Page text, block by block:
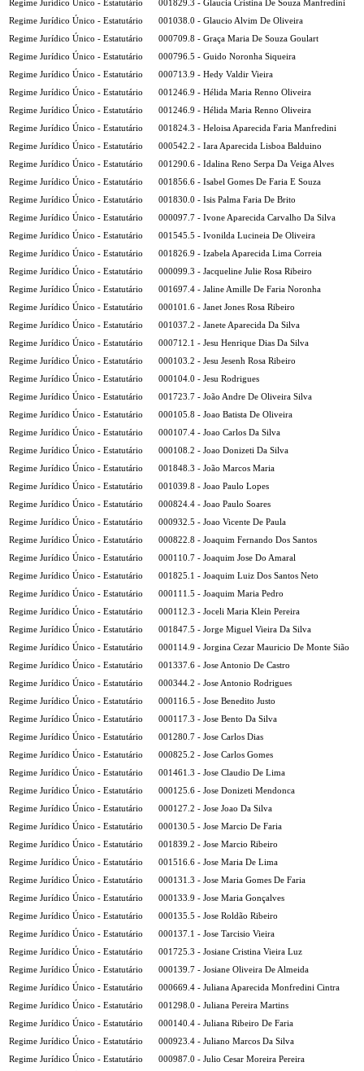
Regime Jurídico Único - Estatutário
001829.3 - Glaucia Cristina De Souza Manfredini
Regime Jurídico Único - Estatutário
001038.0 - Glaucio Alvim De Oliveira
Regime Jurídico Único - Estatutário
000709.8 - Graça Maria De Souza Goulart
Regime Jurídico Único - Estatutário
000796.5 - Guido Noronha Siqueira
Regime Jurídico Único - Estatutário
000713.9 - Hedy Valdir Vieira
Regime Jurídico Único - Estatutário
001246.9 - Hélida Maria Renno Oliveira
Regime Jurídico Único - Estatutário
001246.9 - Hélida Maria Renno Oliveira
Regime Jurídico Único - Estatutário
001824.3 - Heloisa Aparecida Faria Manfredini
Regime Jurídico Único - Estatutário
000542.2 - Iara Aparecida Lisboa Balduino
Regime Jurídico Único - Estatutário
001290.6 - Idalina Reno Serpa Da Veiga Alves
Regime Jurídico Único - Estatutário
001856.6 - Isabel Gomes De Faria E Souza
Regime Jurídico Único - Estatutário
001830.0 - Isis Palma Faria De Brito
Regime Jurídico Único - Estatutário
000097.7 - Ivone Aparecida Carvalho Da Silva
Regime Jurídico Único - Estatutário
001545.5 - Ivonilda Lucineia De Oliveira
Regime Jurídico Único - Estatutário
001826.9 - Izabela Aparecida Lima Correia
Regime Jurídico Único - Estatutário
000099.3 - Jacqueline Julie Rosa Ribeiro
Regime Jurídico Único - Estatutário
001697.4 - Jaline Amille De Faria Noronha
Regime Jurídico Único - Estatutário
000101.6 - Janet Jones Rosa Ribeiro
Regime Jurídico Único - Estatutário
001037.2 - Janete Aparecida Da Silva
Regime Jurídico Único - Estatutário
000712.1 - Jesu Henrique Dias Da Silva
Regime Jurídico Único - Estatutário
000103.2 - Jesu Jesenh Rosa Ribeiro
Regime Jurídico Único - Estatutário
000104.0 - Jesu Rodrigues
Regime Jurídico Único - Estatutário
001723.7 - João Andre De Oliveira Silva
Regime Jurídico Único - Estatutário
000105.8 - Joao Batista De Oliveira
Regime Jurídico Único - Estatutário
000107.4 - Joao Carlos Da Silva
Regime Jurídico Único - Estatutário
000108.2 - Joao Donizeti Da Silva
Regime Jurídico Único - Estatutário
001848.3 - João Marcos Maria
Regime Jurídico Único - Estatutário
001039.8 - Joao Paulo Lopes
Regime Jurídico Único - Estatutário
000824.4 - Joao Paulo Soares
Regime Jurídico Único - Estatutário
000932.5 - Joao Vicente De Paula
Regime Jurídico Único - Estatutário
000822.8 - Joaquim Fernando Dos Santos
Regime Jurídico Único - Estatutário
000110.7 - Joaquim Jose Do Amaral
Regime Jurídico Único - Estatutário
001825.1 - Joaquim Luiz Dos Santos Neto
Regime Jurídico Único - Estatutário
000111.5 - Joaquim Maria Pedro
Regime Jurídico Único - Estatutário
000112.3 - Joceli Maria Klein Pereira
Regime Jurídico Único - Estatutário
001847.5 - Jorge Miguel Vieira Da Silva
Regime Jurídico Único - Estatutário
000114.9 - Jorgina Cezar Mauricio De Monte Sião
Regime Jurídico Único - Estatutário
001337.6 - Jose Antonio De Castro
Regime Jurídico Único - Estatutário
000344.2 - Jose Antonio Rodrigues
Regime Jurídico Único - Estatutário
000116.5 - Jose Benedito Justo
Regime Jurídico Único - Estatutário
000117.3 - Jose Bento Da Silva
Regime Jurídico Único - Estatutário
001280.7 - Jose Carlos Dias
Regime Jurídico Único - Estatutário
000825.2 - Jose Carlos Gomes
Regime Jurídico Único - Estatutário
001461.3 - Jose Claudio De Lima
Regime Jurídico Único - Estatutário
000125.6 - Jose Donizeti Mendonca
Regime Jurídico Único - Estatutário
000127.2 - Jose Joao Da Silva
Regime Jurídico Único - Estatutário
000130.5 - Jose Marcio De Faria
Regime Jurídico Único - Estatutário
001839.2 - Jose Marcio Ribeiro
Regime Jurídico Único - Estatutário
001516.6 - Jose Maria De Lima
Regime Jurídico Único - Estatutário
000131.3 - Jose Maria Gomes De Faria
Regime Jurídico Único - Estatutário
000133.9 - Jose Maria Gonçalves
Regime Jurídico Único - Estatutário
000135.5 - Jose Roldão Ribeiro
Regime Jurídico Único - Estatutário
000137.1 - Jose Tarcisio Vieira
Regime Jurídico Único - Estatutário
001725.3 - Josiane Cristina Vieira Luz
Regime Jurídico Único - Estatutário
000139.7 - Josiane Oliveira De Almeida
Regime Jurídico Único - Estatutário
000669.4 - Juliana Aparecida Monfredini Cintra
Regime Jurídico Único - Estatutário
001298.0 - Juliana Pereira Martins
Regime Jurídico Único - Estatutário
000140.4 - Juliana Ribeiro De Faria
Regime Jurídico Único - Estatutário
000923.4 - Juliano Marcos Da Silva
Regime Jurídico Único - Estatutário
000987.0 - Julio Cesar Moreira Pereira